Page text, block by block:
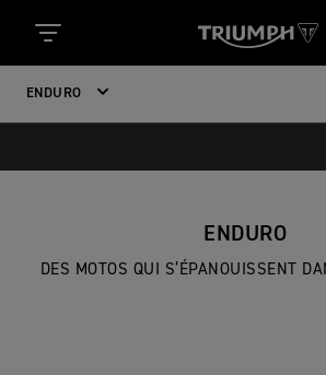
ENDURO
ENDURO
DES MOTOS QUI S’ÉPANOUISSENT